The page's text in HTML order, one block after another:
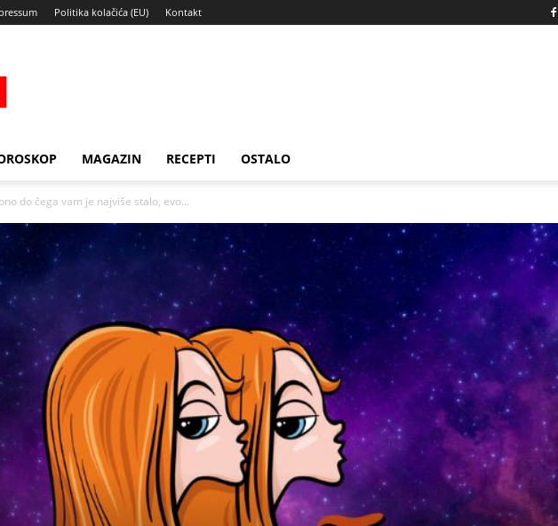
Politika kolačića (EU) Kontakt
MAGAZIN RECEPTI OSTALO
do čega vam je najviše stalo, evo...